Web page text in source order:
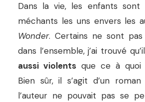
Dans la vie, les enfants sont
méchants les uns envers les
Wonder. Certains ne sont
dans l’ensemble, j’ai trouvé
aussi violents que ce à quoi
Bien sûr, il s’agit d’un
l’auteur ne pouvait pas se